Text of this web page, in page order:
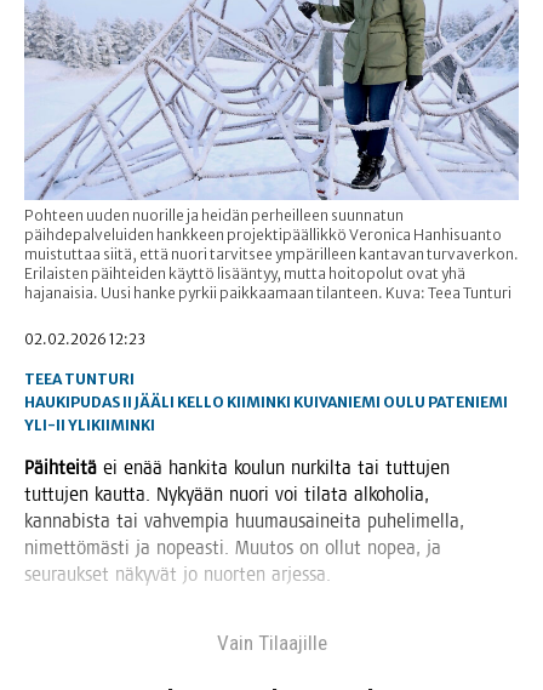
Pohteen uuden nuorille ja heidän perheilleen suunnatun
päihdepalveluiden hankkeen projektipäällikkö Veronica Hanhisuanto
muistuttaa siitä, että nuori tarvitsee ympärilleen kantavan turvaverkon.
Erilaisten päihteiden käyttö lisääntyy, mutta hoitopolut ovat yhä
hajanaisia. Uusi hanke pyrkii paikkaamaan tilanteen. Kuva: Teea Tunturi
02.02.2026 12:23
TEEA TUNTURI
HAUKIPUDAS II JÄÄLI KELLO KIIMINKI KUIVANIEMI OULU PATENIEMI
YLI-II YLIKIIMINKI
Päih­tei­tä ei enää han­ki­ta kou­lun nur­kil­ta tai tut­tu­jen
tut­tu­jen kaut­ta. Nyky­ään nuo­ri voi tila­ta alko­ho­lia,
kan­na­bis­ta tai vah­vem­pia huu­mausai­nei­ta puhe­li­mel­la,
nimet­tö­mäs­ti ja nopeas­ti. Muu­tos on ollut nopea, ja
seu­rauk­set näky­vät jo nuor­ten arjessa.
Vain Tilaa­jil­le